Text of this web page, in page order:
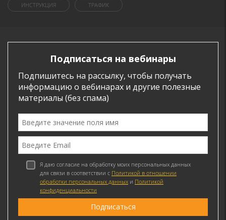
ИНСТРУКЦИЯ ТРАФИК
Подписаться на вебинары
Подпишитесь на рассылку, чтобы получать
информацию о вебинарах и другие полезные
материалы (без спама)
Я даю согласие на обработку моих персональных данных
для связи в соответствии с Политикой в отношении
обработки персональных данных и Политикой
конфиденциальности